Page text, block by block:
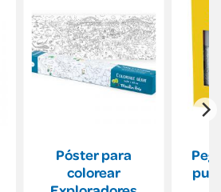
Póster para
colorear